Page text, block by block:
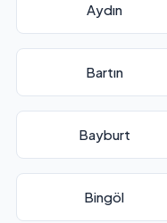
Aydın
Bartın
Bayburt
Bingöl